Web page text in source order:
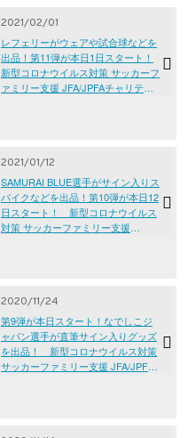
2021/02/01
レフェリーがウェアや試合球などを
出品！第11弾が本日1日スタート！
新型コロナウイルス対策 サッカーフ
ァミリー支援 JFA/JPFAチャリティ
2021/01/12
SAMURAI BLUE選手がサイン入りス
パイクなどを出品！第10弾が本日12
日スタート！ 新型コロナウイルス
対策 サッカーファミリー支援
2020/11/24
第9弾が本日スタート！なでしこジ
ャパン選手が直筆サイン入りグッズ
を出品！ 新型コロナウイルス対策
サッカーファミリー支援 JFA/JPFA